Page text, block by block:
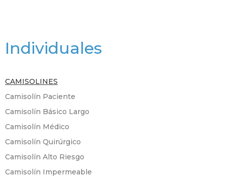
Individuales
CAMISOLINES
Camisolín Paciente
Camisolín Básico Largo
Camisolín Médico
Camisolín Quirúrgico
Camisolín Alto Riesgo
Camisolín Impermeable